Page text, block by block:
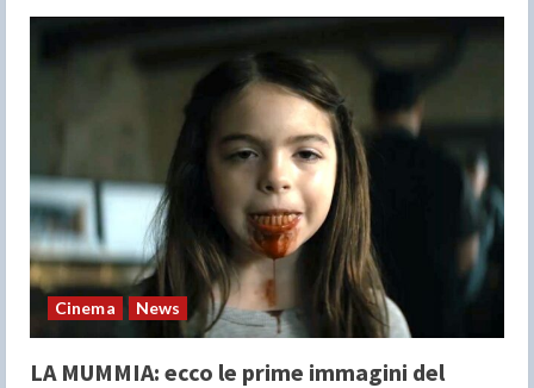
SHELTER:
italiano
action
Statham
Cinema News
LA MUMMIA: ecco le prime immagini del